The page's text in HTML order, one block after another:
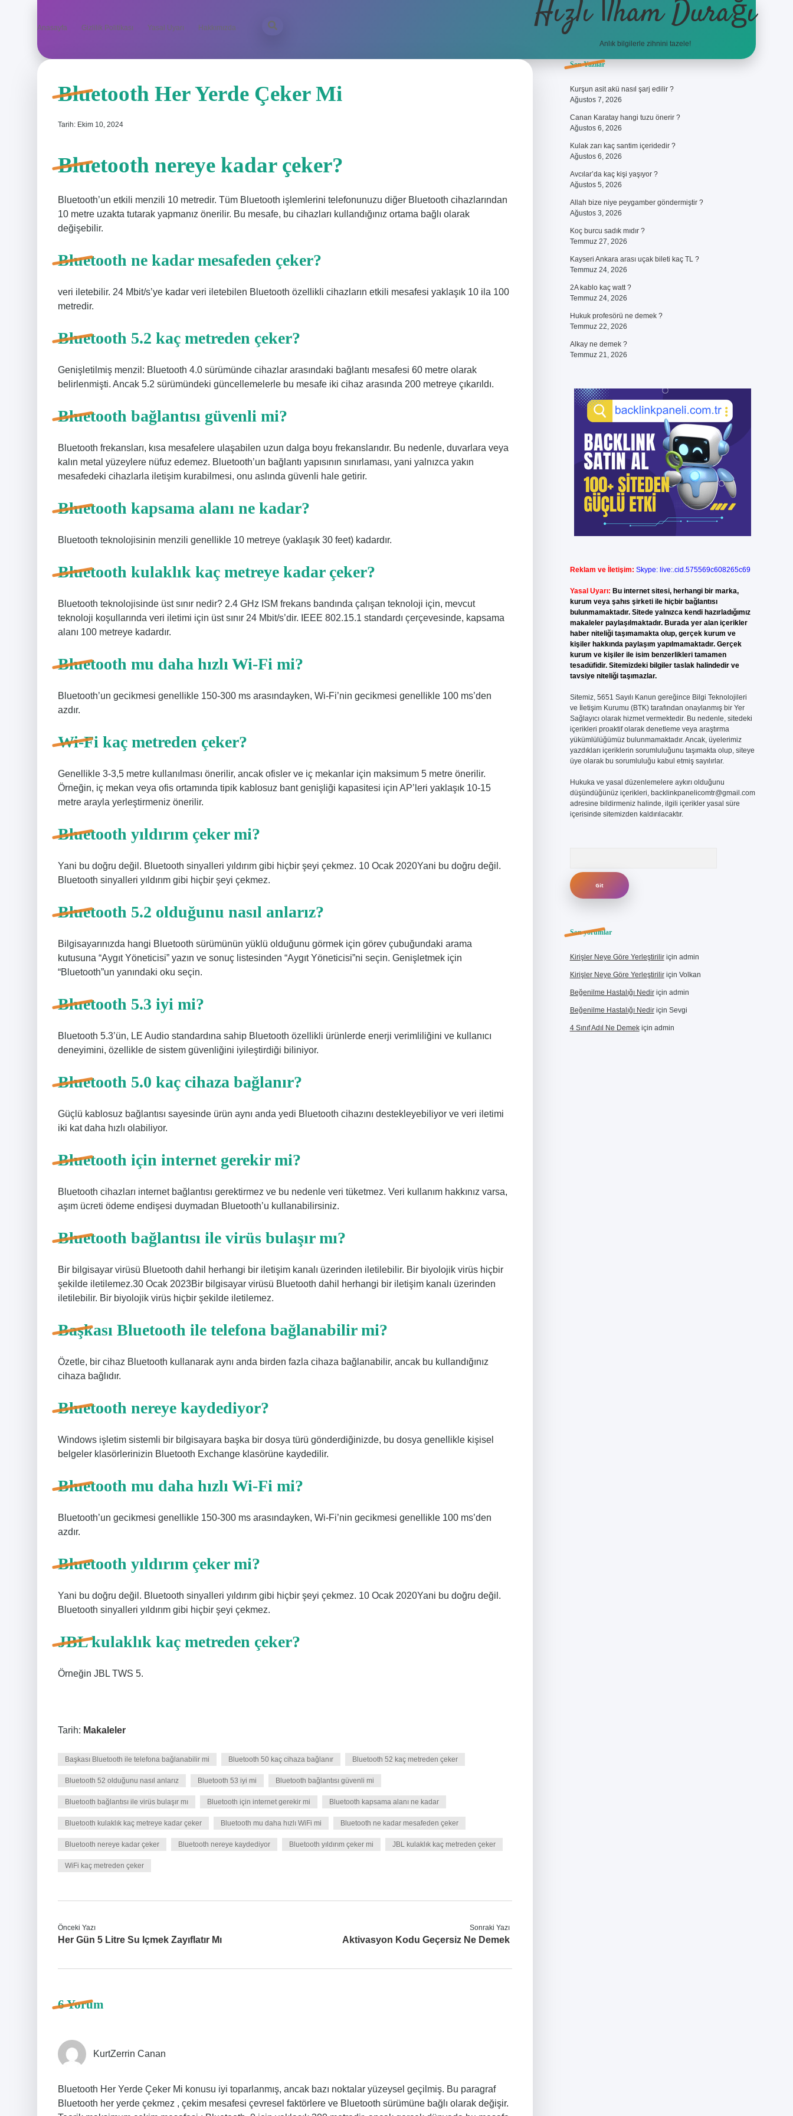
Anasayfa Gizlilik Politikası Yasal Uyarı Hakkımızda Hızlı İlham Durağı
Anlık bilgilerle zihnini tazele!
Bluetooth Her Yerde Çeker Mi
Tarih: Ekim 10, 2024
Bluetooth nereye kadar çeker?
Bluetooth’un etkili menzili 10 metredir. Tüm Bluetooth işlemlerini telefonunuzu diğer Bluetooth cihazlarından
10 metre uzakta tutarak yapmanız önerilir. Bu mesafe, bu cihazları kullandığınız ortama bağlı olarak
değişebilir.
Bluetooth ne kadar mesafeden çeker?
veri iletebilir. 24 Mbit/s’ye kadar veri iletebilen Bluetooth özellikli cihazların etkili mesafesi yaklaşık 10 ila 100
metredir.
Bluetooth 5.2 kaç metreden çeker?
Genişletilmiş menzil: Bluetooth 4.0 sürümünde cihazlar arasındaki bağlantı mesafesi 60 metre olarak
belirlenmişti. Ancak 5.2 sürümündeki güncellemelerle bu mesafe iki cihaz arasında 200 metreye çıkarıldı.
Bluetooth bağlantısı güvenli mi?
Bluetooth frekansları, kısa mesafelere ulaşabilen uzun dalga boyu frekanslarıdır. Bu nedenle, duvarlara veya
kalın metal yüzeylere nüfuz edemez. Bluetooth’un bağlantı yapısının sınırlaması, yani yalnızca yakın
mesafedeki cihazlarla iletişim kurabilmesi, onu aslında güvenli hale getirir.
Bluetooth kapsama alanı ne kadar?
Bluetooth teknolojisinin menzili genellikle 10 metreye (yaklaşık 30 feet) kadardır.
Bluetooth kulaklık kaç metreye kadar çeker?
Bluetooth teknolojisinde üst sınır nedir? 2.4 GHz ISM frekans bandında çalışan teknoloji için, mevcut
teknoloji koşullarında veri iletimi için üst sınır 24 Mbit/s’dir. IEEE 802.15.1 standardı çerçevesinde, kapsama
alanı 100 metreye kadardır.
Bluetooth mu daha hızlı Wi-Fi mi?
Bluetooth’un gecikmesi genellikle 150-300 ms arasındayken, Wi-Fi’nin gecikmesi genellikle 100 ms’den
azdır.
Wi-Fi kaç metreden çeker?
Genellikle 3-3,5 metre kullanılması önerilir, ancak ofisler ve iç mekanlar için maksimum 5 metre önerilir.
Örneğin, iç mekan veya ofis ortamında tipik kablosuz bant genişliği kapasitesi için AP’leri yaklaşık 10-15
metre arayla yerleştirmeniz önerilir.
Bluetooth yıldırım çeker mi?
Yani bu doğru değil. Bluetooth sinyalleri yıldırım gibi hiçbir şeyi çekmez. 10 Ocak 2020Yani bu doğru değil.
Bluetooth sinyalleri yıldırım gibi hiçbir şeyi çekmez.
Bluetooth 5.2 olduğunu nasıl anlarız?
Bilgisayarınızda hangi Bluetooth sürümünün yüklü olduğunu görmek için görev çubuğundaki arama
kutusuna “Aygıt Yöneticisi” yazın ve sonuç listesinden “Aygıt Yöneticisi”ni seçin. Genişletmek için
“Bluetooth”un yanındaki oku seçin.
Bluetooth 5.3 iyi mi?
Bluetooth 5.3’ün, LE Audio standardına sahip Bluetooth özellikli ürünlerde enerji verimliliğini ve kullanıcı
deneyimini, özellikle de sistem güvenliğini iyileştirdiği biliniyor.
Bluetooth 5.0 kaç cihaza bağlanır?
Güçlü kablosuz bağlantısı sayesinde ürün aynı anda yedi Bluetooth cihazını destekleyebiliyor ve veri iletimi
iki kat daha hızlı olabiliyor.
Bluetooth için internet gerekir mi?
Bluetooth cihazları internet bağlantısı gerektirmez ve bu nedenle veri tüketmez. Veri kullanım hakkınız varsa,
aşım ücreti ödeme endişesi duymadan Bluetooth’u kullanabilirsiniz.
Bluetooth bağlantısı ile virüs bulaşır mı?
Bir bilgisayar virüsü Bluetooth dahil herhangi bir iletişim kanalı üzerinden iletilebilir. Bir biyolojik virüs hiçbir
şekilde iletilemez.30 Ocak 2023Bir bilgisayar virüsü Bluetooth dahil herhangi bir iletişim kanalı üzerinden
iletilebilir. Bir biyolojik virüs hiçbir şekilde iletilemez.
Başkası Bluetooth ile telefona bağlanabilir mi?
Özetle, bir cihaz Bluetooth kullanarak aynı anda birden fazla cihaza bağlanabilir, ancak bu kullandığınız
cihaza bağlıdır.
Bluetooth nereye kaydediyor?
Windows işletim sistemli bir bilgisayara başka bir dosya türü gönderdiğinizde, bu dosya genellikle kişisel
belgeler klasörlerinizin Bluetooth Exchange klasörüne kaydedilir.
Bluetooth mu daha hızlı Wi-Fi mi?
Bluetooth’un gecikmesi genellikle 150-300 ms arasındayken, Wi-Fi’nin gecikmesi genellikle 100 ms’den
azdır.
Bluetooth yıldırım çeker mi?
Yani bu doğru değil. Bluetooth sinyalleri yıldırım gibi hiçbir şeyi çekmez. 10 Ocak 2020Yani bu doğru değil.
Bluetooth sinyalleri yıldırım gibi hiçbir şeyi çekmez.
JBL kulaklık kaç metreden çeker?
Örneğin JBL TWS 5.
Tarih: Makaleler
Başkası Bluetooth ile telefona bağlanabilir mi Bluetooth 50 kaç cihaza bağlanır Bluetooth 52 kaç metreden çeker
Bluetooth 52 olduğunu nasıl anlarız Bluetooth 53 iyi mi Bluetooth bağlantısı güvenli mi
Bluetooth bağlantısı ile virüs bulaşır mı Bluetooth için internet gerekir mi Bluetooth kapsama alanı ne kadar
Bluetooth kulaklık kaç metreye kadar çeker Bluetooth mu daha hızlı WiFi mi Bluetooth ne kadar mesafeden çeker
Bluetooth nereye kadar çeker Bluetooth nereye kaydediyor Bluetooth yıldırım çeker mi JBL kulaklık kaç metreden çeker
WiFi kaç metreden çeker
Önceki Yazı
Her Gün 5 Litre Su Içmek Zayıflatır Mı
Sonraki Yazı
Aktivasyon Kodu Geçersiz Ne Demek
6 Yorum
KurtZerrin Canan
Bluetooth Her Yerde Çeker Mi konusu iyi toparlanmış, ancak bazı noktalar yüzeysel geçilmiş. Bu paragraf
Bluetooth her yerde çekmez , çekim mesafesi çevresel faktörlere ve Bluetooth sürümüne bağlı olarak değişir.
Sidebar
Son Yazılar
Kurşun asit akü nasıl şarj edilir ?
Ağustos 7, 2026
Canan Karatay hangi tuzu önerir ?
Ağustos 6, 2026
Kulak zarı kaç santim içeridedir ?
Ağustos 6, 2026
Avcılar’da kaç kişi yaşıyor ?
Ağustos 5, 2026
Allah bize niye peygamber göndermiştir ?
Ağustos 3, 2026
Koç burcu sadık mıdır ?
Temmuz 27, 2026
Kayseri Ankara arası uçak bileti kaç TL ?
Temmuz 24, 2026
2A kablo kaç watt ?
Temmuz 24, 2026
Hukuk profesörü ne demek ?
Temmuz 22, 2026
Alkay ne demek ?
Temmuz 21, 2026
Reklam ve İletişim: Skype: live:.cid.575569c608265c69
Yasal Uyarı: Bu internet sitesi, herhangi bir marka,
kurum veya şahıs şirketi ile hiçbir bağlantısı
bulunmamaktadır. Sitede yalnızca kendi hazırladığımız
makaleler paylaşılmaktadır. Burada yer alan içerikler
haber niteliği taşımamakta olup, gerçek kurum ve
kişiler hakkında paylaşım yapılmamaktadır. Gerçek
kurum ve kişiler ile isim benzerlikleri tamamen
tesadüfidir. Sitemizdeki bilgiler taslak halindedir ve
tavsiye niteliği taşımazlar.
Sitemiz, 5651 Sayılı Kanun gereğince Bilgi Teknolojileri
ve İletişim Kurumu (BTK) tarafından onaylanmış bir Yer
Sağlayıcı olarak hizmet vermektedir. Bu nedenle, sitedeki
içerikleri proaktif olarak denetleme veya araştırma
yükümlülüğümüz bulunmamaktadır. Ancak, üyelerimiz
yazdıkları içeriklerin sorumluluğunu taşımakta olup, siteye
üye olarak bu sorumluluğu kabul etmiş sayılırlar.
Hukuka ve yasal düzenlemelere aykırı olduğunu
düşündüğünüz içerikleri, backlinkpanelicomtr@gmail.com
adresine bildirmeniz halinde, ilgili içerikler yasal süre
içerisinde sitemizden kaldırılacaktır.
Son yorumlar
Kirişler Neye Göre Yerleştiriliriçin admin
Kirişler Neye Göre Yerleştiriliriçin Volkan
Beğenilme Hastalığı Nediriçin admin
Beğenilme Hastalığı Nediriçin Sevgi
4 Sınıf Adıl Ne Demekiçin admin